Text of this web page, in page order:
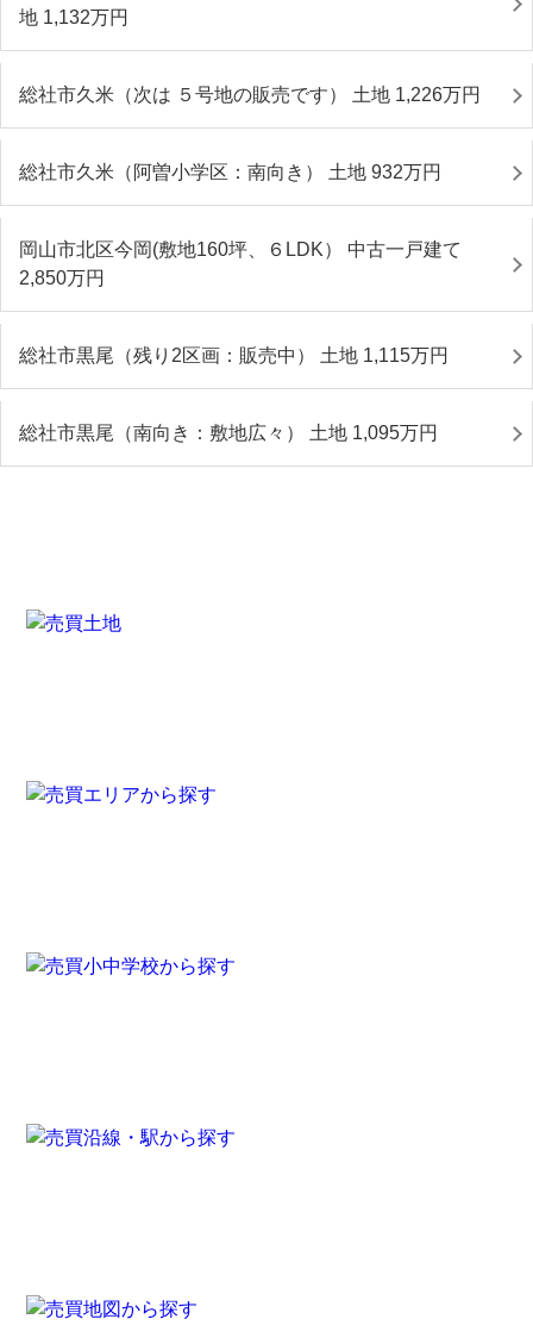
地 1,132万円
総社市久米（次は ５号地の販売です） 土地 1,226万円
総社市久米（阿曽小学区：南向き） 土地 932万円
岡山市北区今岡(敷地160坪、６LDK） 中古一戸建て
2,850万円
総社市黒尾（残り2区画：販売中） 土地 1,115万円
総社市黒尾（南向き：敷地広々） 土地 1,095万円